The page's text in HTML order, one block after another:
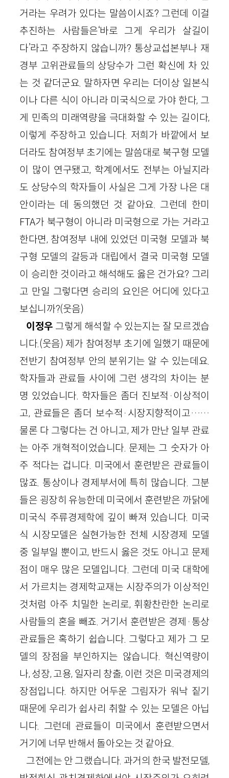
거라는 우려가 있다는 말씀이시죠? 그런데 이걸
추진하는 사람들은‘바로 그게 우리가 살길이
다’라고 주장하지 않습니까? 통상교섭본부나 재
경부 고위관료들의 상당수가 그런 확신에 차 있
는 것 같더군요. 말하자면 우리는 더이상 일본식
이나 다른 식이 아니라 미국식으로 가야 한다, 그
게 민족의 미래역량을 극대화할 수 있는 길이다,
이렇게 주장하고 있습니다. 저희가 바깥에서 보
더라도 참여정부 초기에는 말씀대로 북구형 모델
이 많이 연구됐고, 학계에서도 전부는 아닐지라
도 상당수의 학자들이 사실은 그게 가장 나은 대
안이라는 데 동의했던 것 같아요. 그런데 한미
FTA가 북구형이 아니라 미국형으로 가는 거라고
한다면, 참여정부 내에 있었던 미국형 모델과 북
구형 모델의 갈등과 대립에서 결국 미국형 모델
이 승리한 것이라고 해석해도 옳은 건가요? 그리
고 만일 그렇다면 승리의 요인은 어디에 있다고
보십니까?(웃음)
이정우 그렇게 해석할 수 있는지는 잘 모르겠습
니다.(웃음) 제가 참여정부 초기에 일했기 때문에
전반기 참여정부 안의 분위기는 알 수 있는데요.
학자들과 관료들 사이에 그런 생각의 차이는 분
명 있었습니다. 학자들은 좀더 진보적·이상적이
고, 관료들은 좀더 보수적·시장지향적이고……
물론 다 그렇다는 건 아니고, 제가 만난 일부 관료
는 아주 개혁적이었습니다. 문제는 그 숫자가 아
주 적다는 겁니다. 미국에서 훈련받은 관료들이
많죠. 통상이나 경제부서에 특히 많습니다. 그분
들은 굉장히 유능한데 미국에서 훈련받은 까닭에
미국식 주류경제학에 깊이 빠져 있습니다. 미국
식 시장모델은 실현가능한 전체 시장경제 모델
중 일부일 뿐이고, 반드시 옳은 것도 아니고 문제
점이 매우 많은 모델입니다. 그런데 미국 대학에
서 가르치는 경제학교재는 시장주의가 이상적인
것처럼 아주 치밀한 논리로, 휘황찬란한 논리로
사람들의 혼을 빼죠. 거기서 훈련받은 경제·통상
관료들은 혹하기 쉽습니다. 그렇다고 제가 그 모
델의 장점을 부인하지는 않습니다. 혁신역량이
나, 성장, 고용, 일자리 창출, 이런 것은 미국경제의
장점입니다. 하지만 어두운 그림자가 워낙 짙기
때문에 우리가 쉽사리 취할 수 있는 모델은 아닙
니다. 그런데 관료들이 미국에서 훈련받으면서
거기에 너무 반해서 돌아오는 것 같아요.
그전에는 안 그랬습니다. 과거의 한국 발전모델,